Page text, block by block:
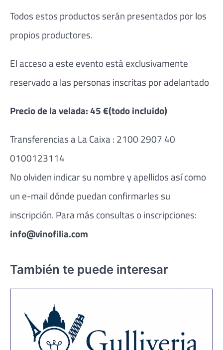
Todos estos productos serán presentados por los
propios productores.
El acceso a este evento está exclusivamente
reservado a las personas inscritas por adelantado
Precio de la velada: 45 €(todo incluido)
Transferencias a La Caixa : 2100 2907 40
0100123114
No olviden indicar su nombre y apellidos así como
un e-mail dónde puedan confirmarles su
inscripción. Para más consultas o inscripciones:
info@vinofilia.com
También te puede interesar